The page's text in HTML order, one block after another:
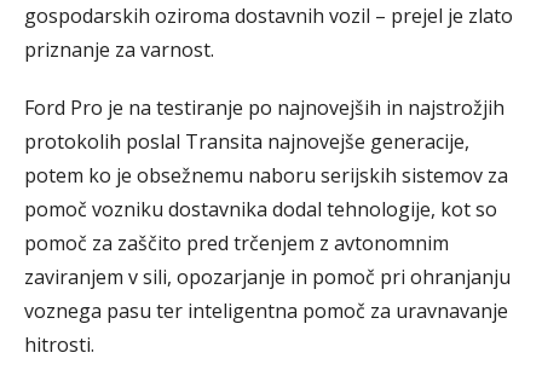
gospodarskih oziroma dostavnih vozil – prejel je zlato
priznanje za varnost.
Ford Pro je na testiranje po najnovejših in najstrožjih
protokolih poslal Transita najnovejše generacije,
potem ko je obsežnemu naboru serijskih sistemov za
pomoč vozniku dostavnika dodal tehnologije, kot so
pomoč za zaščito pred trčenjem z avtonomnim
zaviranjem v sili, opozarjanje in pomoč pri ohranjanju
voznega pasu ter inteligentna pomoč za uravnavanje
hitrosti.